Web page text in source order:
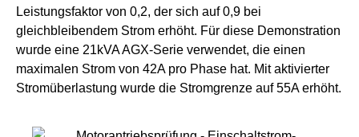
Leistungsfaktor von 0,2, der sich auf 0,9 bei
gleichbleibendem Strom erhöht. Für diese Demonstration
wurde eine 21kVA AGX-Serie verwendet, die einen
maximalen Strom von 42A pro Phase hat. Mit aktivierter
Stromüberlastung wurde die Stromgrenze auf 55A erhöht.